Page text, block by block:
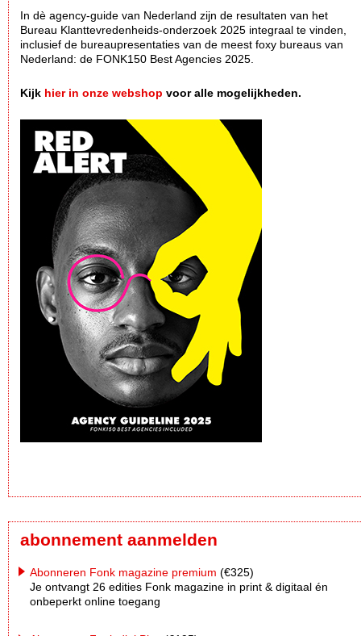
In dè agency-guide van Nederland zijn de resultaten van het
Bureau Klanttevredenheids-onderzoek 2025 integraal te vinden,
inclusief de bureaupresentaties van de meest foxy bureaus van
Nederland: de FONK150 Best Agencies 2025.
Kijk hier in onze webshop voor alle mogelijkheden.
abonnement aanmelden
Abonneren Fonk magazine premium (€325)
Je ontvangt 26 edities Fonk magazine in print & digitaal én
onbeperkt online toegang